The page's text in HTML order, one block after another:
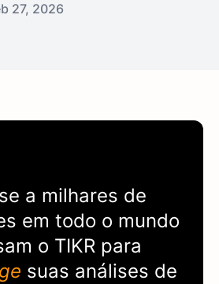
27, 2026
a milhares de
em todo o mundo
o TIKRpara
suas análises de